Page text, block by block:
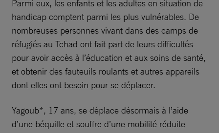
Parmi eux, les enfants et les adultes en situation de
handicap comptent parmi les plus vulnérables. De
nombreuses personnes vivant dans des camps de
réfugiés au Tchad ont fait part de leurs difficultés
pour avoir accès à l’éducation et aux soins de santé,
et obtenir des fauteuils roulants et autres appareils
dont elles ont besoin pour se déplacer.
Yagoub*, 17 ans, se déplace désormais à l’aide
d’une béquille et souffre d’une mobilité réduite